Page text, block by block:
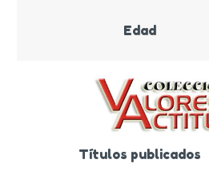
Edad
Títulos publicados